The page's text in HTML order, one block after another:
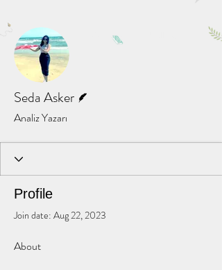
Message
Seda Asker
Analiz Yazarı
Profile
Join date: Aug 22, 2023
About